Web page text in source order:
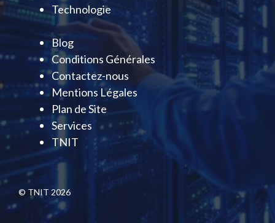
Technologie
Blog
Conditions Générales
Contactez-nous
Mentions Légales
Plan de Site
Services
TNIT
© TNIT 2026